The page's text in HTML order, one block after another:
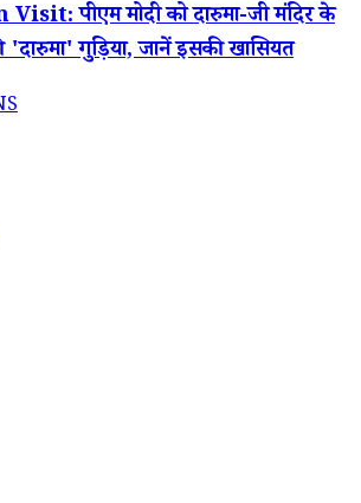
पीएम मोदी को दारुमा-जी मंदिर के
गुड़िया, जानें इसकी खासियत